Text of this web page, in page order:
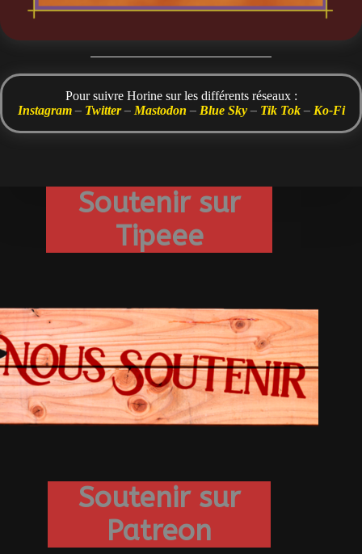
Pour suivre Horine sur les différents réseaux :
Instagram– Twitter – Mastodon – Blue Sky– Tik Tok– Ko-Fi
Soutenir sur
Tipeee
Soutenir sur
Patreon